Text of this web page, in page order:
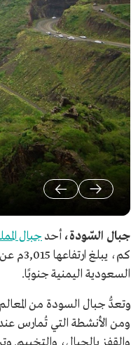
جبال السّودة، أحد جبال
كم، يبلغ ارتفاعها 3,015م عن سطح البحر. وهي ضمن
السعودية اليمنية جنوبًا.
وتعدُّ جبال السودة من
ومن الأنشطة التي تُمارس عند